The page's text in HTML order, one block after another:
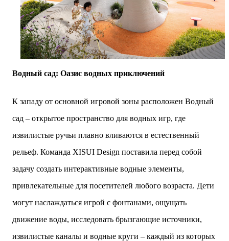
Водный сад: Оазис водных приключений
К западу от основной игровой зоны расположен Водный
сад – открытое пространство для водных игр, где
извилистые ручьи плавно вливаются в естественный
рельеф. Команда XISUI Design поставила перед собой
задачу создать интерактивные водные элементы,
привлекательные для посетителей любого возраста. Дети
могут наслаждаться игрой с фонтанами, ощущать
движение воды, исследовать брызгающие источники,
извилистые каналы и водные круги – каждый из которых